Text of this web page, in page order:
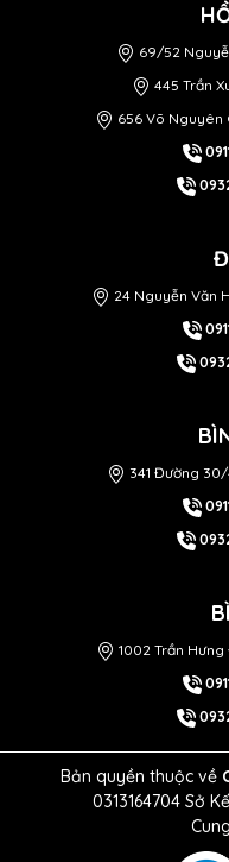
69/52
445 Trần
656 Võ Nguyên
24 Nguyễn Văn
341 Đường 30/
1002 Trần
Bản quyền thuộc về
0313164704 Sở